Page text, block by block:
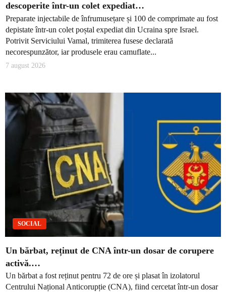
descoperite într-un colet expediat…
Preparate injectabile de înfrumusețare și 100 de comprimate au fost
depistate într-un colet poștal expediat din Ucraina spre Israel.
Potrivit Serviciului Vamal, trimiterea fusese declarată
necorespunzător, iar produsele erau camuflate...
7 august 2026
SOCIAL
Un bărbat, reținut de CNA într-un dosar de corupere
activă.…
Un bărbat a fost reținut pentru 72 de ore și plasat în izolatorul
Centrului Național Anticorupție (CNA), fiind cercetat într-un dosar